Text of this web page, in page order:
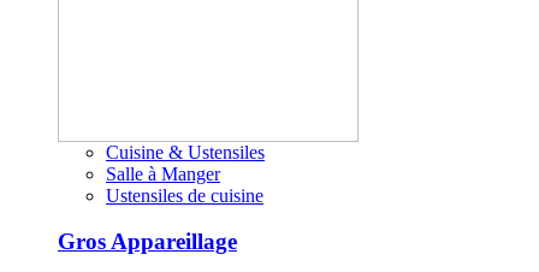
Cuisine & Ustensiles
Salle à Manger
Ustensiles de cuisine
Gros Appareillage